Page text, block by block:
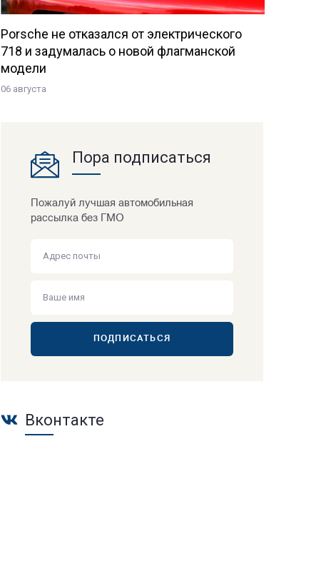
Porsche не отказался от электрического
718 и задумалась о новой флагманской
модели
06 августа
Пора подписаться
Пожалуй лучшая автомобильная
рассылка без ГМО
ПОДПИСАТЬСЯ
Вконтакте